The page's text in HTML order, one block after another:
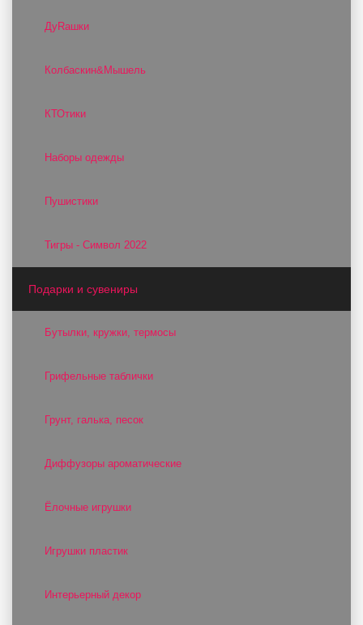
ДуRашки
Колбаскин&Мышель
КТОтики
Наборы одежды
Пушистики
Тигры - Символ 2022
Подарки и сувениры
Бутылки, кружки, термосы
Грифельные таблички
Грунт, галька, песок
Диффузоры ароматические
Ёлочные игрушки
Игрушки пластик
Интерьерный декор